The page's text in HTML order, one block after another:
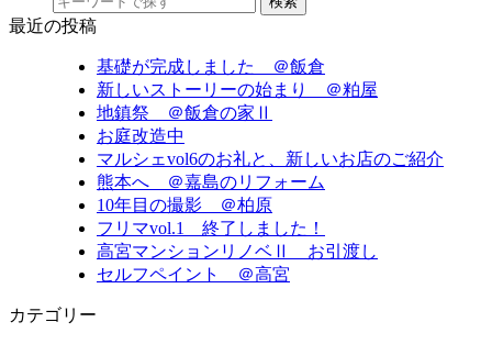
最近の投稿
基礎が完成しました ＠飯倉
新しいストーリーの始まり ＠粕屋
地鎮祭 ＠飯倉の家Ⅱ
お庭改造中
マルシェvol6のお礼と、新しいお店のご紹介
熊本へ ＠嘉島のリフォーム
10年目の撮影 ＠柏原
フリマvol.1 終了しました！
高宮マンションリノベⅡ お引渡し
セルフペイント ＠高宮
カテゴリー